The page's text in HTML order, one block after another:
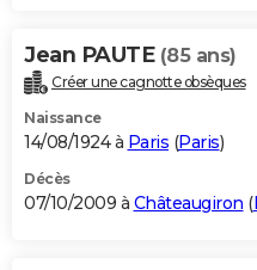
Jean PAUTE (85 ans)
Créer une cagnotte obsèques
Naissance
14/08/1924 à Paris (Paris)
Décès
07/10/2009 à Châteaugiron (